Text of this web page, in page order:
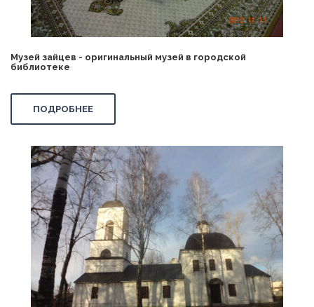
Музей зайцев - оригинальный музей в городской
библиотеке
ПОДРОБНЕЕ